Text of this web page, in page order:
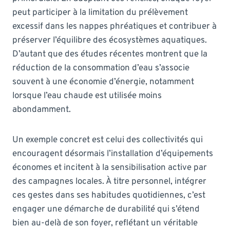
peut participer à la limitation du prélèvement
excessif dans les nappes phréatiques et contribuer à
préserver l’équilibre des écosystèmes aquatiques.
D’autant que des études récentes montrent que la
réduction de la consommation d’eau s’associe
souvent à une économie d’énergie, notamment
lorsque l’eau chaude est utilisée moins
abondamment.
Un exemple concret est celui des collectivités qui
encouragent désormais l’installation d’équipements
économes et incitent à la sensibilisation active par
des campagnes locales. À titre personnel, intégrer
ces gestes dans ses habitudes quotidiennes, c’est
engager une démarche de durabilité qui s’étend
bien au-delà de son foyer, reflétant un véritable